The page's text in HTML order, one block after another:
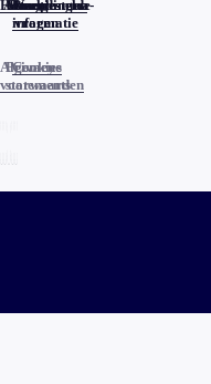
Home
Actueel
Uitzendingen
Reacties
Programma-
informatie
Veelgestelde
vragen
Algemene
voorwaarden
Privacy
statements
Cookies